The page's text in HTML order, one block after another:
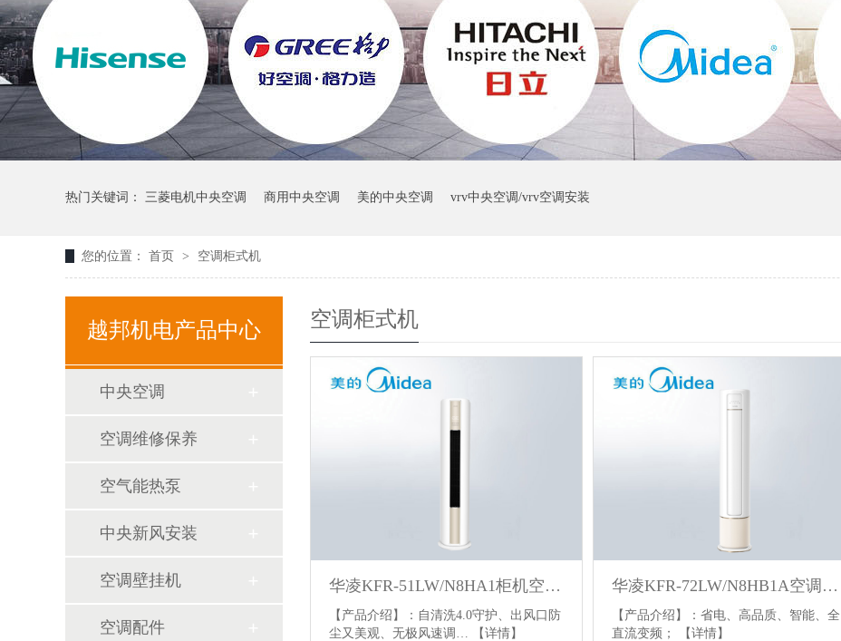
热门关键词： 三菱电机中央空调 商用中央空调 美的中央空调 vrv中央空调/vrv空调安装
您的位置： 首页 > 空调柜式机
越邦机电产品中心
中央空调
空调维修保养
空气能热泵
中央新风安装
空调壁挂机
空调配件
空调柜式机
华凌KFR-51LW/N8HA1柜机空调2匹新一级能效
【产品介绍】：自清洗4.0守护、出风口防
尘又美观、无极风速调…
【详情】
华凌KFR-72LW/N8HB1A空调新一级能效3匹柜机
【产品介绍】：省电、高品质、智能、全
直流变频；
【详情】